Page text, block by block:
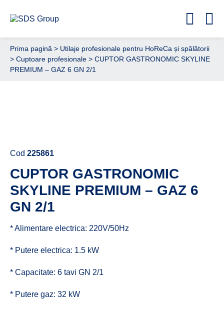
Prima pagină > Utilaje profesionale pentru HoReCa și spălătorii
> Cuptoare profesionale > CUPTOR GASTRONOMIC SKYLINE
PREMIUM – GAZ 6 GN 2/1
Cod 225861
CUPTOR GASTRONOMIC
SKYLINE PREMIUM – GAZ 6
GN 2/1
* Alimentare electrica: 220V/50Hz
* Putere electrica: 1.5 kW
* Capacitate: 6 tavi GN 2/1
* Putere gaz: 32 kW